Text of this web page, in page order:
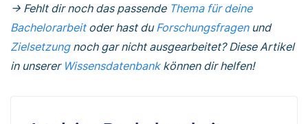
→ Fehlt dir noch das passende Thema für deine
Bachelorarbeitoder hast duForschungsfragenund
Zielsetzungnoch gar nicht ausgearbeitet? Diese Artikel
in unserer Wissensdatenbankkönnen dir helfen!